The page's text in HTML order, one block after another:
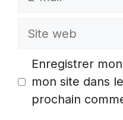
Site
Enregistrer
mon site dans
prochain